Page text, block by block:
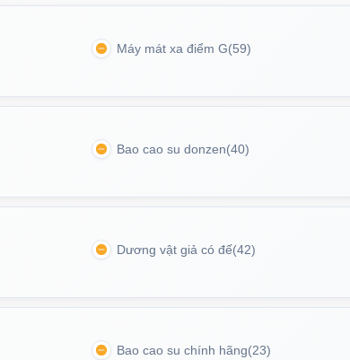
Ốp lưng iPhone 17 Pro Clear Case Magnetic
Magnetic trong suốt
Máy mát xa điểm G(59)
Bao cao su donzen(40)
Dương vật giả có đế(42)
Bao cao su chính hãng(23)